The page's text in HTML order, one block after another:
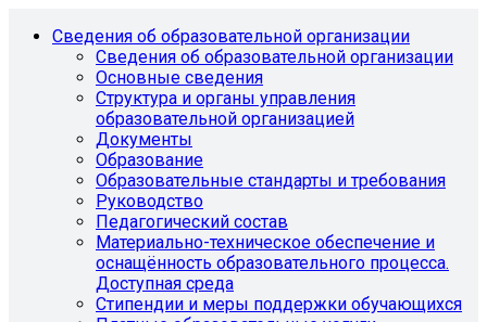
Сведения об образовательной организации
Сведения об образовательной организации
Основные сведения
Структура и органы управления
образовательной организацией
Документы
Образование
Образовательные стандарты и требования
Руководство
Педагогический состав
Материально-техническое обеспечение и
оснащённость образовательного процесса.
Доступная среда
Стипендии и меры поддержки обучающихся